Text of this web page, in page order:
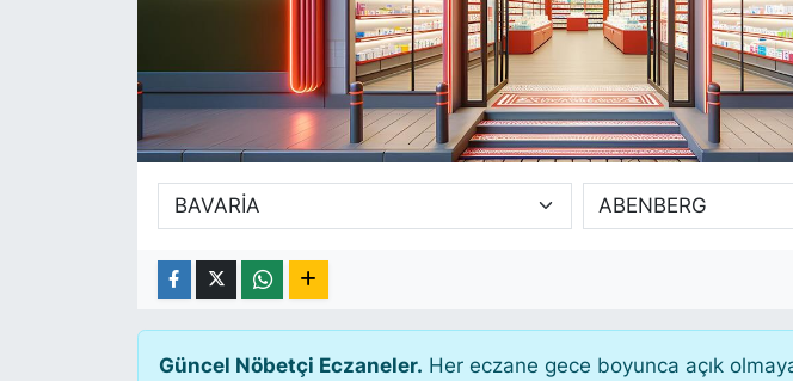
Güncel Nöbetçi Eczaneler. Her eczane gece boyunca açık
SAĞLIK